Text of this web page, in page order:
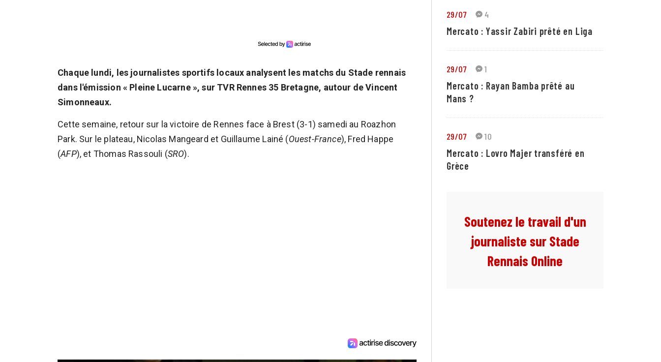
Chaque lundi, les journalistes sportifs locaux analysent les matchs du Stade rennais
dans l'émission « Pleine Lucarne », sur TVR Rennes 35 Bretagne, autour de Vincent
Simonneaux.
Cette semaine, retour sur la victoire de Rennes face à Brest (3-1) samedi au Roazhon
Park. Sur le plateau, Nicolas Mangeard et Guillaume Lainé (Ouest-France), Fred Happe
(AFP), et Thomas Rassouli (SRO).
29/07 4
Mercato : Yassir Zabiri prêté en Liga
29/07 1
Mercato : Rayan Bamba prêté au
Mans ?
29/07 10
Mercato : Lovro Majer transféré en
Grèce
Soutenez le travail d'un
journaliste sur Stade
Rennais Online